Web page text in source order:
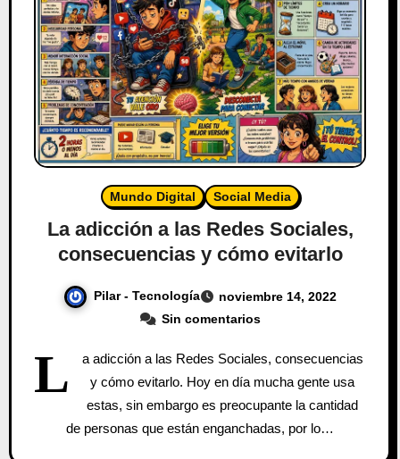
Mundo Digital Social Media
La adicción a las Redes Sociales,
consecuencias y cómo evitarlo
Pilar - Tecnología
noviembre 14, 2022
Sin comentarios
L
a adicción a las Redes Sociales, consecuencias
y cómo evitarlo. Hoy en día mucha gente usa
estas, sin embargo es preocupante la cantidad
de personas que están enganchadas, por lo…